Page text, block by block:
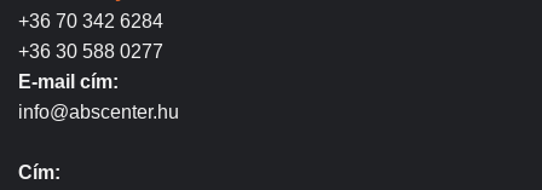
+36 70 342 6284
+36 30 588 0277
E-mail cím:
info@abscenter.hu
Cím: